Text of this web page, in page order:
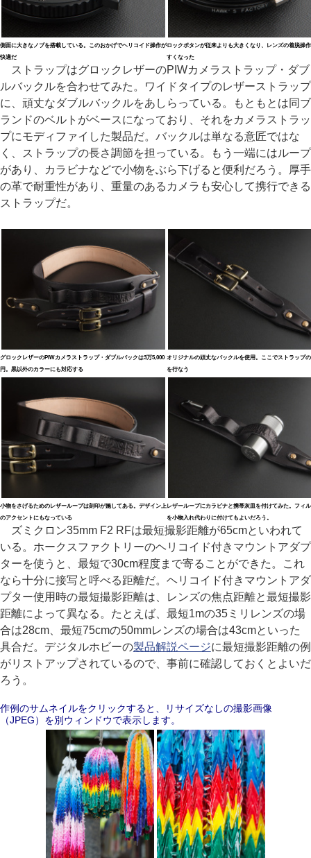
側面に大きなノブを搭載している。このおかげでヘリコイド操作が
快適だ
ロックボタンが従来よりも大きくなり、レンズの着脱操
すくなった
ストラップはグロックレザーのPIWカメラストラップ・ダブ
ルバックルを合わせてみた。ワイドタイプのレザーストラップ
に、頑丈なダブルバックルをあしらっている。もともとは同ブ
ランドのベルトがベースになっており、それをカメラストラッ
プにモディファイした製品だ。バックルは単なる意匠ではな
く、ストラップの長さ調節を担っている。もう一端にはループ
があり、カラビナなどで小物をぶら下げると便利だろう。厚手
の革で耐重性があり、重量のあるカメラも安心して携行できる
ストラップだ。
グロックレザーのPIWカメラストラップ・ダブルバックは3万5,000
円。黒以外のカラーにも対応する
オリジナルの頑丈なバックルを使用。ここでストラップ
を行なう
小物をさげるためのレザーループは刻印が施してある。デザイン上
のアクセントにもなっている
レザーループにカラビナと携帯灰皿を付けてみた。フィ
を小物入れ代わりに付けてもよいだろう。
ズミクロン35mm F2 RFは最短撮影距離が65cmといわれて
いる。ホークスファクトリーのヘリコイド付きマウントアダプ
ターを使うと、最短で30cm程度まで寄ることができた。これ
なら十分に接写と呼べる距離だ。ヘリコイド付きマウントアダ
プター使用時の最短撮影距離は、レンズの焦点距離と最短撮影
距離によって異なる。たとえば、最短1mの35ミリレンズの場
合は28cm、最短75cmの50mmレンズの場合は43cmといった
具合だ。デジタルホビーの製品解説ページに最短撮影距離の例
がリストアップされているので、事前に確認しておくとよいだ
ろう。
作例のサムネイルをクリックすると、リサイズなしの撮影画像
（JPEG）を別ウィンドウで表示します。